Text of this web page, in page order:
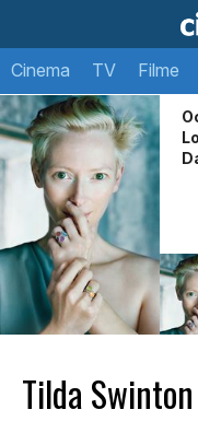
Cinema TV Filme
Tilda Swinton